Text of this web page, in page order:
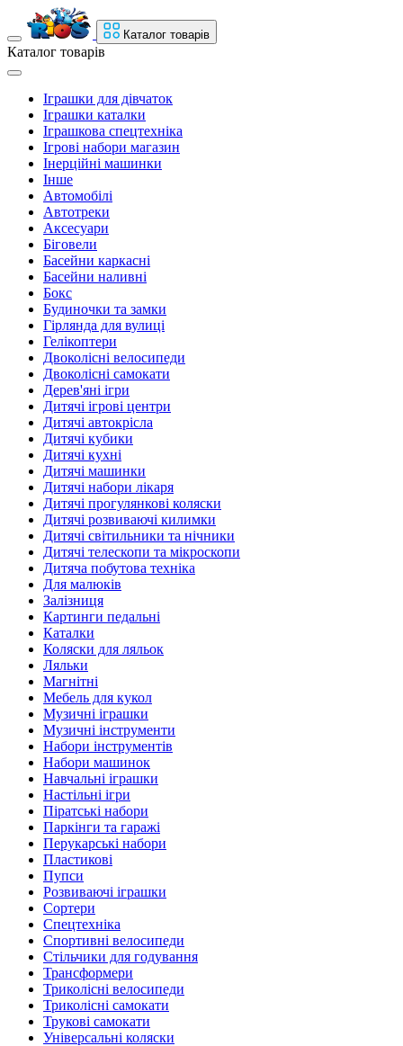
Каталог товарів
Каталог товарів
Іграшки для дівчаток
Іграшки каталки
Іграшкова спецтехніка
Ігрові набори магазин
Інерційні машинки
Інше
Автомобілі
Автотреки
Аксесуари
Біговели
Басейни каркасні
Басейни наливні
Бокс
Будиночки та замки
Гірлянда для вулиці
Гелікоптери
Двоколісні велосипеди
Двоколісні самокати
Дерев'яні ігри
Дитячі ігрові центри
Дитячі автокрісла
Дитячі кубики
Дитячі кухні
Дитячі машинки
Дитячі набори лікаря
Дитячі прогулянкові коляски
Дитячі розвиваючі килимки
Дитячі світильники та нічники
Дитячі телескопи та мікроскопи
Дитяча побутова техніка
Для малюків
Залізниця
Картинги педальні
Каталки
Коляски для ляльок
Ляльки
Магнітні
Мебель для кукол
Музичні іграшки
Музичні інструменти
Набори інструментів
Набори машинок
Навчальні іграшки
Настільні ігри
Піратські набори
Паркінги та гаражі
Перукарські набори
Пластикові
Пупси
Розвиваючі іграшки
Сортери
Спецтехніка
Спортивні велосипеди
Стільчики для годування
Трансформери
Триколісні велосипеди
Триколісні самокати
Трукові самокати
Універсальні коляски